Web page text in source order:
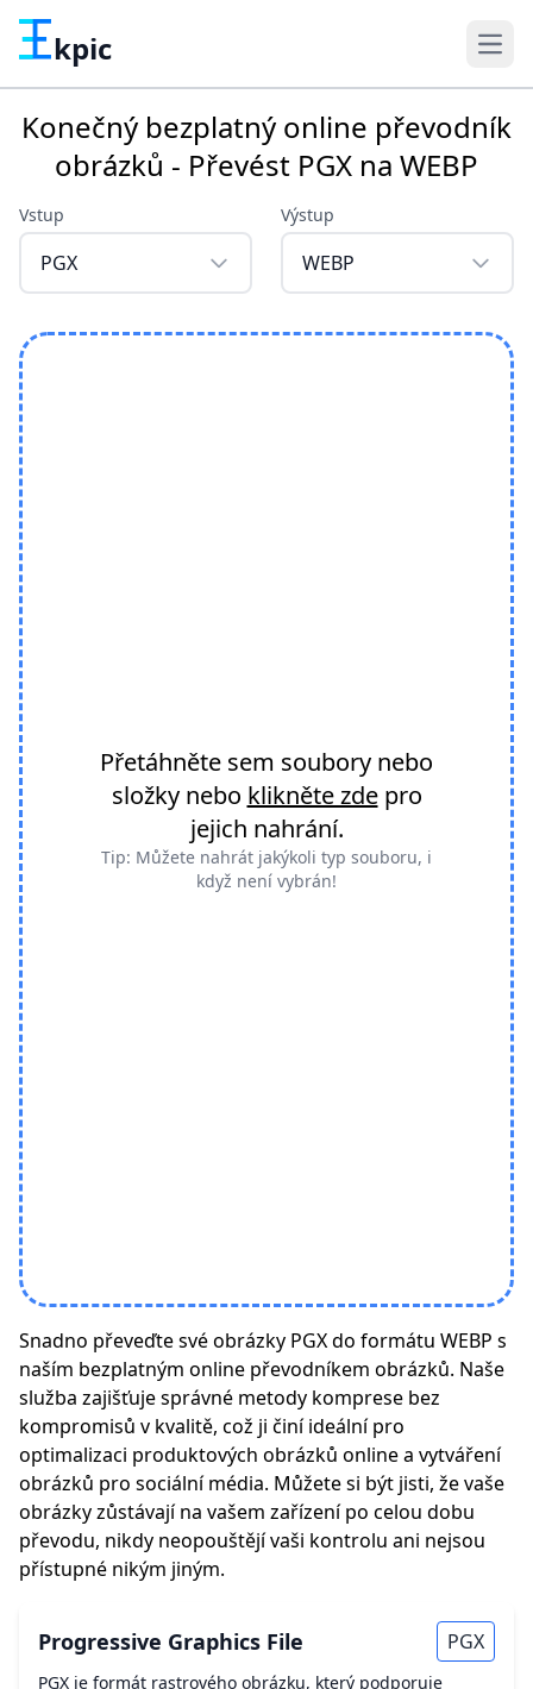
kpic
Konečný bezplatný online převodník
obrázků - Převést PGX na WEBP
Vstup
PGX
Výstup
WEBP
Přetáhněte sem soubory nebo
složky nebo klikněte zdepro
jejich nahrání.
Tip: Můžete nahrát jakýkoli typ souboru, i
když není vybrán!
Snadno převeďte své obrázky PGX do formátu WEBP s
naším bezplatným online převodníkem obrázků. Naše
služba zajišťuje správné metody komprese bez
kompromisů v kvalitě, což ji činí ideální pro
optimalizaci produktových obrázků online a vytváření
obrázků pro sociální média. Můžete si být jisti, že vaše
obrázky zůstávají na vašem zařízení po celou dobu
převodu, nikdy neopouštějí vaši kontrolu ani nejsou
přístupné nikým jiným.
Progressive Graphics File PGX
PGX je formát rastrového obrázku, který podporuje